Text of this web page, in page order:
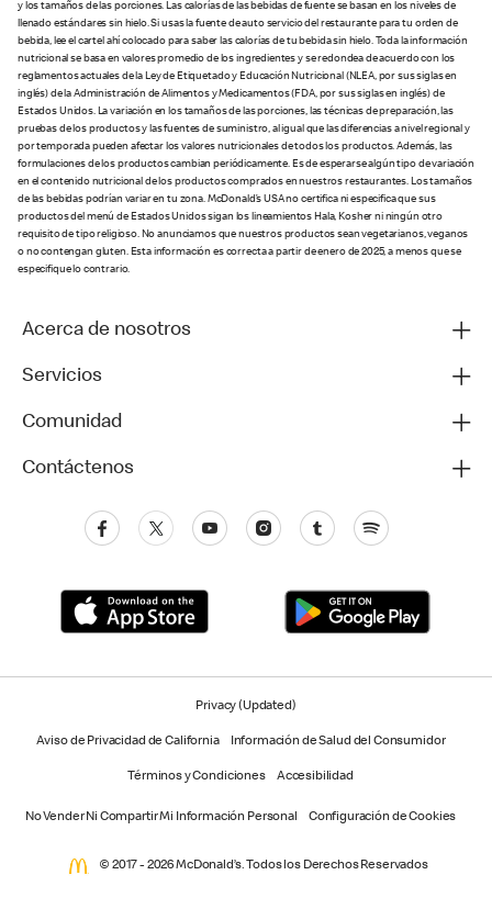
y los tamaños de las porciones. Las calorías de las bebidas de fuente se basan en los niveles de
llenado estándares sin hielo. Si usas la fuente de auto servicio del restaurante para tu orden de
bebida, lee el cartel ahí colocado para saber las calorías de tu bebida sin hielo. Toda la información
nutricional se basa en valores promedio de los ingredientes y se redondea de acuerdo con los
reglamentos actuales de la Ley de Etiquetado y Educación Nutricional (NLEA, por sus siglas en
inglés) de la Administración de Alimentos y Medicamentos (FDA, por sus siglas en inglés) de
Estados Unidos. La variación en los tamaños de las porciones, las técnicas de preparación, las
pruebas de los productos y las fuentes de suministro, al igual que las diferencias a nivel regional y
por temporada pueden afectar los valores nutricionales de todos los productos. Además, las
formulaciones de los productos cambian periódicamente. Es de esperarse algún tipo de variación
en el contenido nutricional de los productos comprados en nuestros restaurantes. Los tamaños
de las bebidas podrían variar en tu zona. McDonald’s USA no certifica ni especifica que sus
productos del menú de Estados Unidos sigan los lineamientos Hala, Kosher ni ningún otro
requisito de tipo religioso. No anunciamos que nuestros productos sean vegetarianos, veganos
o no contengan gluten. Esta información es correcta a partir de enero de 2025, a menos que se
especifique lo contrario.
Acerca de nosotros
Servicios
Comunidad
Contáctenos
Privacy (Updated)
Aviso de Privacidad de California Información de Salud del Consumidor
Términos y Condiciones Accesibilidad
No Vender Ni Compartir Mi Información Personal Configuración de Cookies
© 2017 - 2026 McDonald’s. Todos los Derechos Reservados